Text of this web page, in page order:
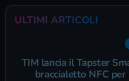
ULTIMI ARTICOLI
TIM lancia il Tapster
braccialetto NFC